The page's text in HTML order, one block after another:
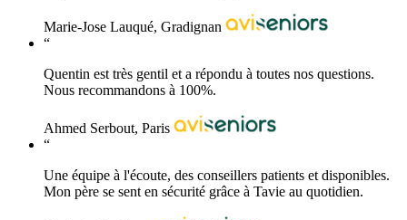
Marie-Jose Lauqué, Gradignan
“
Quentin est très gentil et a répondu à toutes nos questions.
Nous recommandons à 100%.
Ahmed Serbout, Paris
“
Une équipe à l'écoute, des conseillers patients et disponibles.
Mon père se sent en sécurité grâce à Tavie au quotidien.